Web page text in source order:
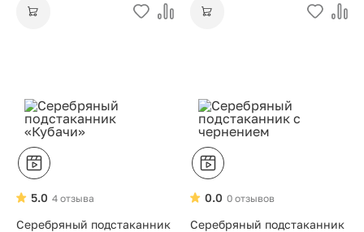
4 отзыва
5.0
Серебряный подстаканник
0 отзывов
0.0
Серебряный подстаканник